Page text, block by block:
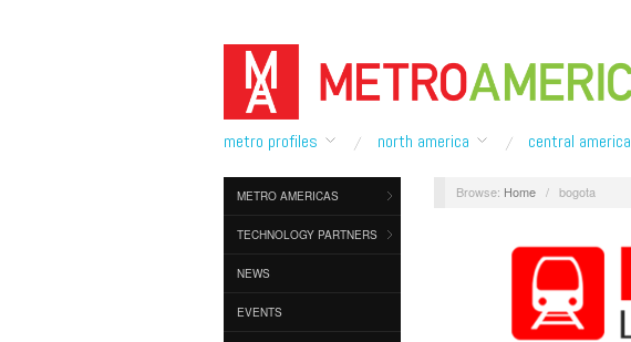
metro profiles north america central america
METRO AMERICAS
TECHNOLOGY PARTNERS
NEWS
EVENTS
Browse: Home / bogota